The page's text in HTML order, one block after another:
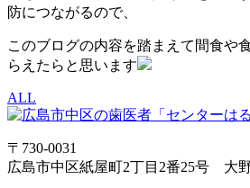
防につながるので、
このブログの内容を踏まえて間食や
らえたらと思います
ALL
〒730-0031
広島市中区紙屋町2丁目2番25号 大